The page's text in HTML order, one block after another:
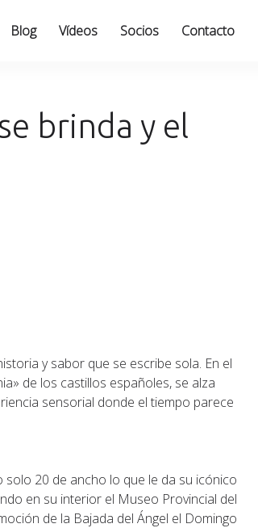
Blog Vídeos Socios Contacto
brinda y el
y sabor que se escribe sola. En el
de los castillos españoles, se alza
sensorial donde el tiempo parece
solo 20 de ancho lo que le da su icónico
en su interior el Museo Provincial del
de la Bajada del Ángel el Domingo